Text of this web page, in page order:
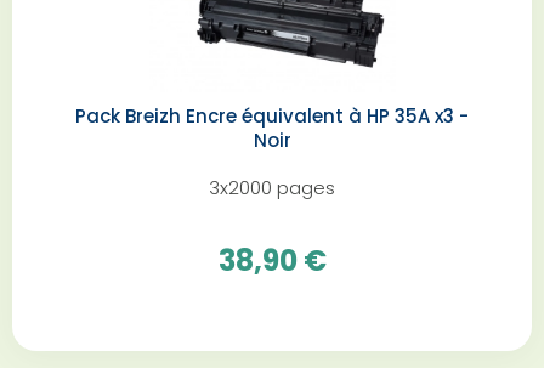
Pack Breizh Encre équivalent à HP 35A x3 -
Noir
3x2000 pages
38,90 €